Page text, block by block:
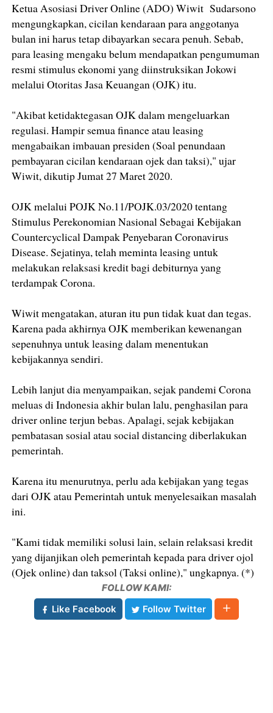
Ketua Asosiasi Driver Online (ADO) Wiwit Sudarsono
mengungkapkan, cicilan kendaraan para anggotanya
bulan ini harus tetap dibayarkan secara penuh. Sebab,
para leasing mengaku belum mendapatkan pengumuman
resmi stimulus ekonomi yang diinstruksikan Jokowi
melalui Otoritas Jasa Keuangan (OJK) itu.
"Akibat ketidaktegasan OJK dalam mengeluarkan
regulasi. Hampir semua finance atau leasing
mengabaikan imbauan presiden (Soal penundaan
pembayaran cicilan kendaraan ojek dan taksi)," ujar
Wiwit, dikutip Jumat 27 Maret 2020.
OJK melalui POJK No.11/POJK.03/2020 tentang
Stimulus Perekonomian Nasional Sebagai Kebijakan
Countercyclical Dampak Penyebaran Coronavirus
Disease. Sejatinya, telah meminta leasing untuk
melakukan relaksasi kredit bagi debiturnya yang
terdampak Corona.
Wiwit mengatakan, aturan itu pun tidak kuat dan tegas.
Karena pada akhirnya OJK memberikan kewenangan
sepenuhnya untuk leasing dalam menentukan
kebijakannya sendiri.
Lebih lanjut dia menyampaikan, sejak pandemi Corona
meluas di Indonesia akhir bulan lalu, penghasilan para
driver online terjun bebas. Apalagi, sejak kebijakan
pembatasan sosial atau social distancing diberlakukan
pemerintah.
Karena itu menurutnya, perlu ada kebijakan yang tegas
dari OJK atau Pemerintah untuk menyelesaikan masalah
ini.
"Kami tidak memiliki solusi lain, selain relaksasi kredit
yang dijanjikan oleh pemerintah kepada para driver ojol
(Ojek online) dan taksol (Taksi online)," ungkapnya. (*)
FOLLOW KAMI:
Like Facebook
Follow Twitter